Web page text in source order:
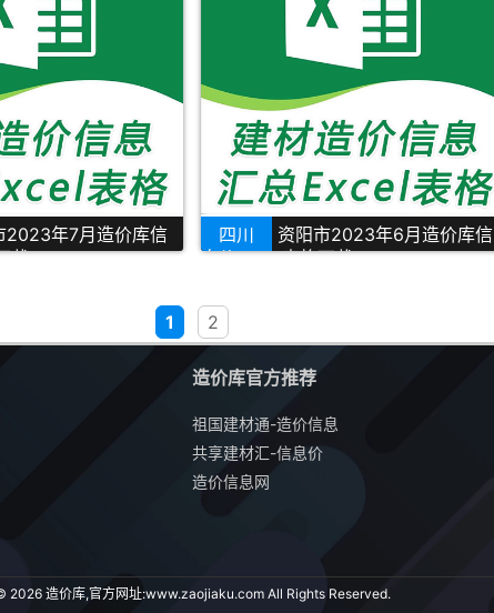
2023年7月造价库信
载
四川
资阳市2023年6月造价库信
息价Excel表格下载
1 2
造价库官方推荐
祖国建材通-造价信息
共享建材汇-信息价
造价信息网
2026 造价库,官方网址:www.zaojiaku.comAll Rights Reserved.